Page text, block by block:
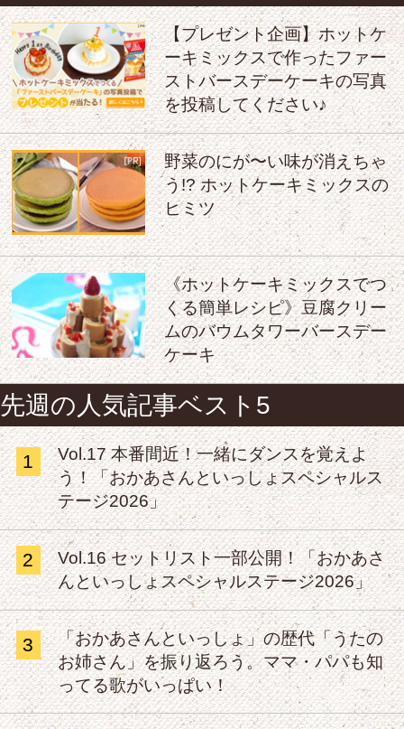
【プレゼント企画】ホットケ
ーキミックスで作ったファー
ストバースデーケーキの写真
を投稿してください♪
野菜のにが〜い味が消えちゃ
う!? ホットケーキミックスの
ヒミツ
《ホットケーキミックスでつ
くる簡単レシピ》豆腐クリー
ムのバウムタワーバースデー
ケーキ
先週の人気記事ベスト5
1
Vol.17 本番間近！一緒にダンスを覚えよ
う！「おかあさんといっしょスペシャルス
テージ2026」
2
Vol.16 セットリスト一部公開！「おかあさ
んといっしょスペシャルステージ2026」
3
「おかあさんといっしょ」の歴代「うたの
お姉さん」を振り返ろう。ママ・パパも知
ってる歌がいっぱい！